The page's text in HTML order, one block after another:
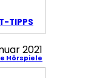
Hörspiele
TIPPS
2021